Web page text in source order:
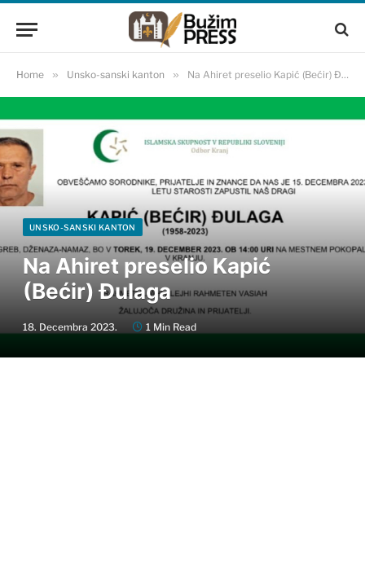
Home » Unsko-sanski kanton » Na Ahiret preselio Kapić (Bećir) Đulaga
UNSKO-SANSKI KANTON
Na Ahiret preselio Kapić
(Bećir) Đulaga
18. Decembra 2023. 1 Min Read